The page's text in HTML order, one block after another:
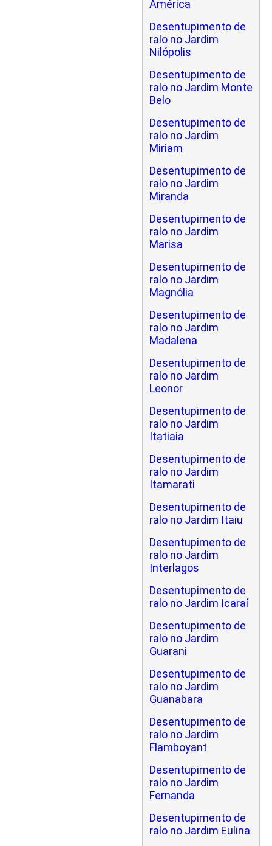
América
Desentupimento de
ralo no Jardim
Nilópolis
Desentupimento de
ralo no Jardim Monte
Belo
Desentupimento de
ralo no Jardim
Miriam
Desentupimento de
ralo no Jardim
Miranda
Desentupimento de
ralo no Jardim
Marisa
Desentupimento de
ralo no Jardim
Magnólia
Desentupimento de
ralo no Jardim
Madalena
Desentupimento de
ralo no Jardim
Leonor
Desentupimento de
ralo no Jardim
Itatiaia
Desentupimento de
ralo no Jardim
Itamarati
Desentupimento de
ralo no Jardim Itaiu
Desentupimento de
ralo no Jardim
Interlagos
Desentupimento de
ralo no Jardim Icaraí
Desentupimento de
ralo no Jardim
Guarani
Desentupimento de
ralo no Jardim
Guanabara
Desentupimento de
ralo no Jardim
Flamboyant
Desentupimento de
ralo no Jardim
Fernanda
Desentupimento de
ralo no Jardim Eulina